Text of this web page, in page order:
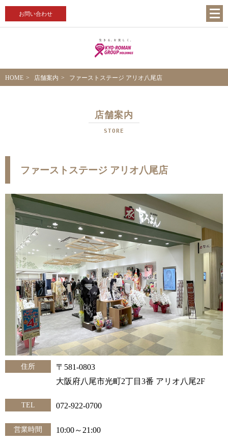
お問い合わせ
HOME 店舗案内 ファーストステージ アリオ八尾店
店舗案内
STORE
ファーストステージ アリオ八尾店
住所
〒581-0803
大阪府八尾市光町2丁目3番 アリオ八尾2F
TEL 072-922-0700
営業時間 10:00～21:00